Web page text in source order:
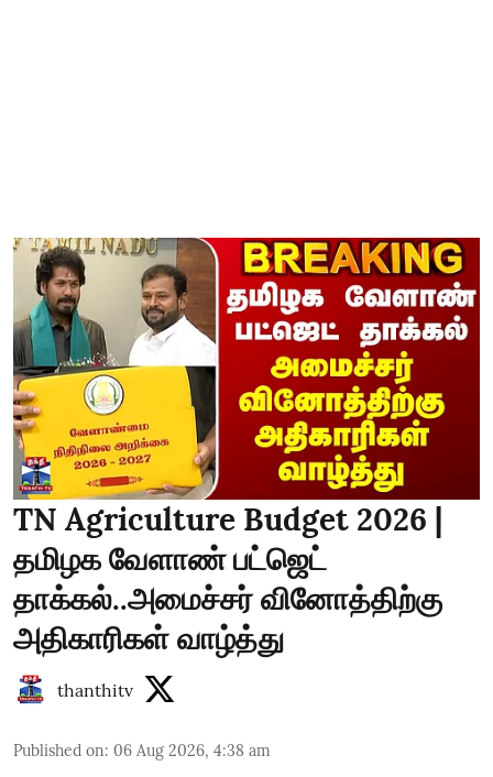
TN Agriculture Budget 2026 |
தமிழக வேளாண் பட்ஜெட்
தாக்கல்..அமைச்சர் வினோத்திற்கு
அதிகாரிகள் வாழ்த்து
thanthitv
Published on: 06 Aug 2026, 4:38 am